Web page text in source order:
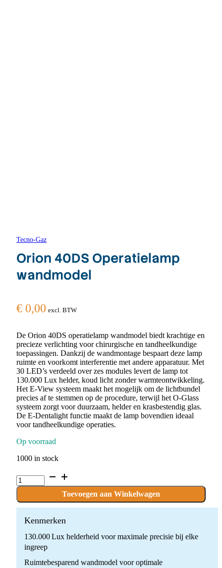
Tecno-Gaz
Orion 40DS Operatielamp
wandmodel
€ 0,00 excl. BTW
De Orion 40DS operatielamp wandmodel biedt krachtige en
precieze verlichting voor chirurgische en tandheelkundige
toepassingen. Dankzij de wandmontage bespaart deze lamp
ruimte en voorkomt interferentie met andere apparatuur. Met
30 LED’s verdeeld over zes modules levert de lamp tot
130.000 Lux helder, koud licht zonder warmteontwikkeling.
Het E-View systeem maakt het mogelijk om de lichtbundel
precies af te stemmen op de procedure, terwijl het O-Glass
systeem zorgt voor duurzaam, helder en krasbestendig glas.
De E-Dentalight functie maakt de lamp bovendien ideaal
voor tandheelkundige operaties.
Op voorraad
1000 in stock
Orion
40DS
wandmodel
quantity
Toevoegen aan Winkelwagen
Kenmerken
130.000 Lux helderheid voor maximale precisie bij elke
ingreep
Ruimtebesparend wandmodel voor optimale